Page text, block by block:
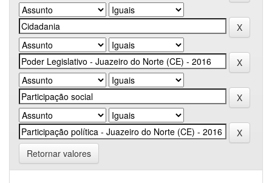
Retornar valores